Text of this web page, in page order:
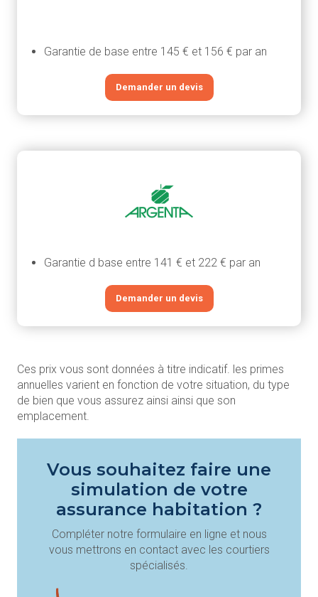
Garantie de base entre 145 € et 156 € par an
Demander un devis
Garantie d base entre 141 € et 222 € par an
Demander un devis
Ces prix vous sont données à titre indicatif. les primes
annuelles varient en fonction de votre situation, du type
de bien que vous assurez ainsi ainsi que son
emplacement.
Vous souhaitez faire une
simulation de votre
assurance habitation ?
Compléter notre formulaire en ligne et nous
vous mettrons en contact avec les courtiers
spécialisés.